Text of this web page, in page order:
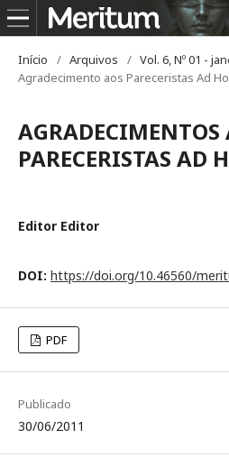
Início / Arquivos / Vol. 6, Nº 01 -
Agradecimento aos Pareceristas Ad
AGRADECIMENTOS
PARECERISTAS AD
Editor Editor
DOI: https://doi.org/10.46560/
PDF
Publicado
30/06/2011